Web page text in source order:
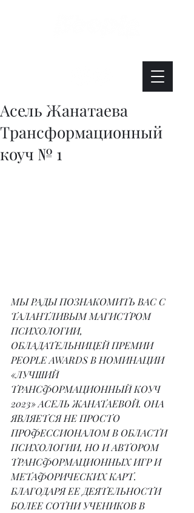
Асель Жанатаева
Трансформационный
коуч № 1
МЫ РАДЫ ПОЗНАКОМИТЬ ВАС С
ТАЛАНТЛИВЫМ МАГИСТРОМ
ПСИХОЛОГИИ,
ОБЛАДАТЕЛЬНИЦЕЙ ПРЕМИИ
PEOPLE AWARDS В НОМИНАЦИИ
«ЛУЧШИЙ
ТРАНСФОРМАЦИОННЫЙ КОУЧ
2023» АСЕЛЬ ЖАНАТАЕВОЙ. ОНА
ЯВЛЯЕТСЯ НЕ ПРОСТО
ПРОФЕССИОНАЛОМ В ОБЛАСТИ
ПСИХОЛОГИИ, НО И АВТОРОМ
ТРАНСФОРМАЦИОННЫХ ИГР И
МЕТАФОРИЧЕСКИХ КАРТ.
БЛАГОДАРЯ ЕЕ ДЕЯТЕЛЬНОСТИ
БОЛЕЕ СОТНИ УЧЕНИКОВ В